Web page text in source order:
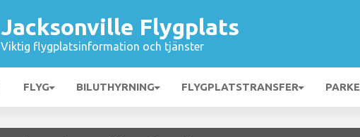
Jacksonville Flygplats
Viktig flygplatsinformation och tjänster
FLYG BILUTHYRNING FLYGPLATSTRANSFER